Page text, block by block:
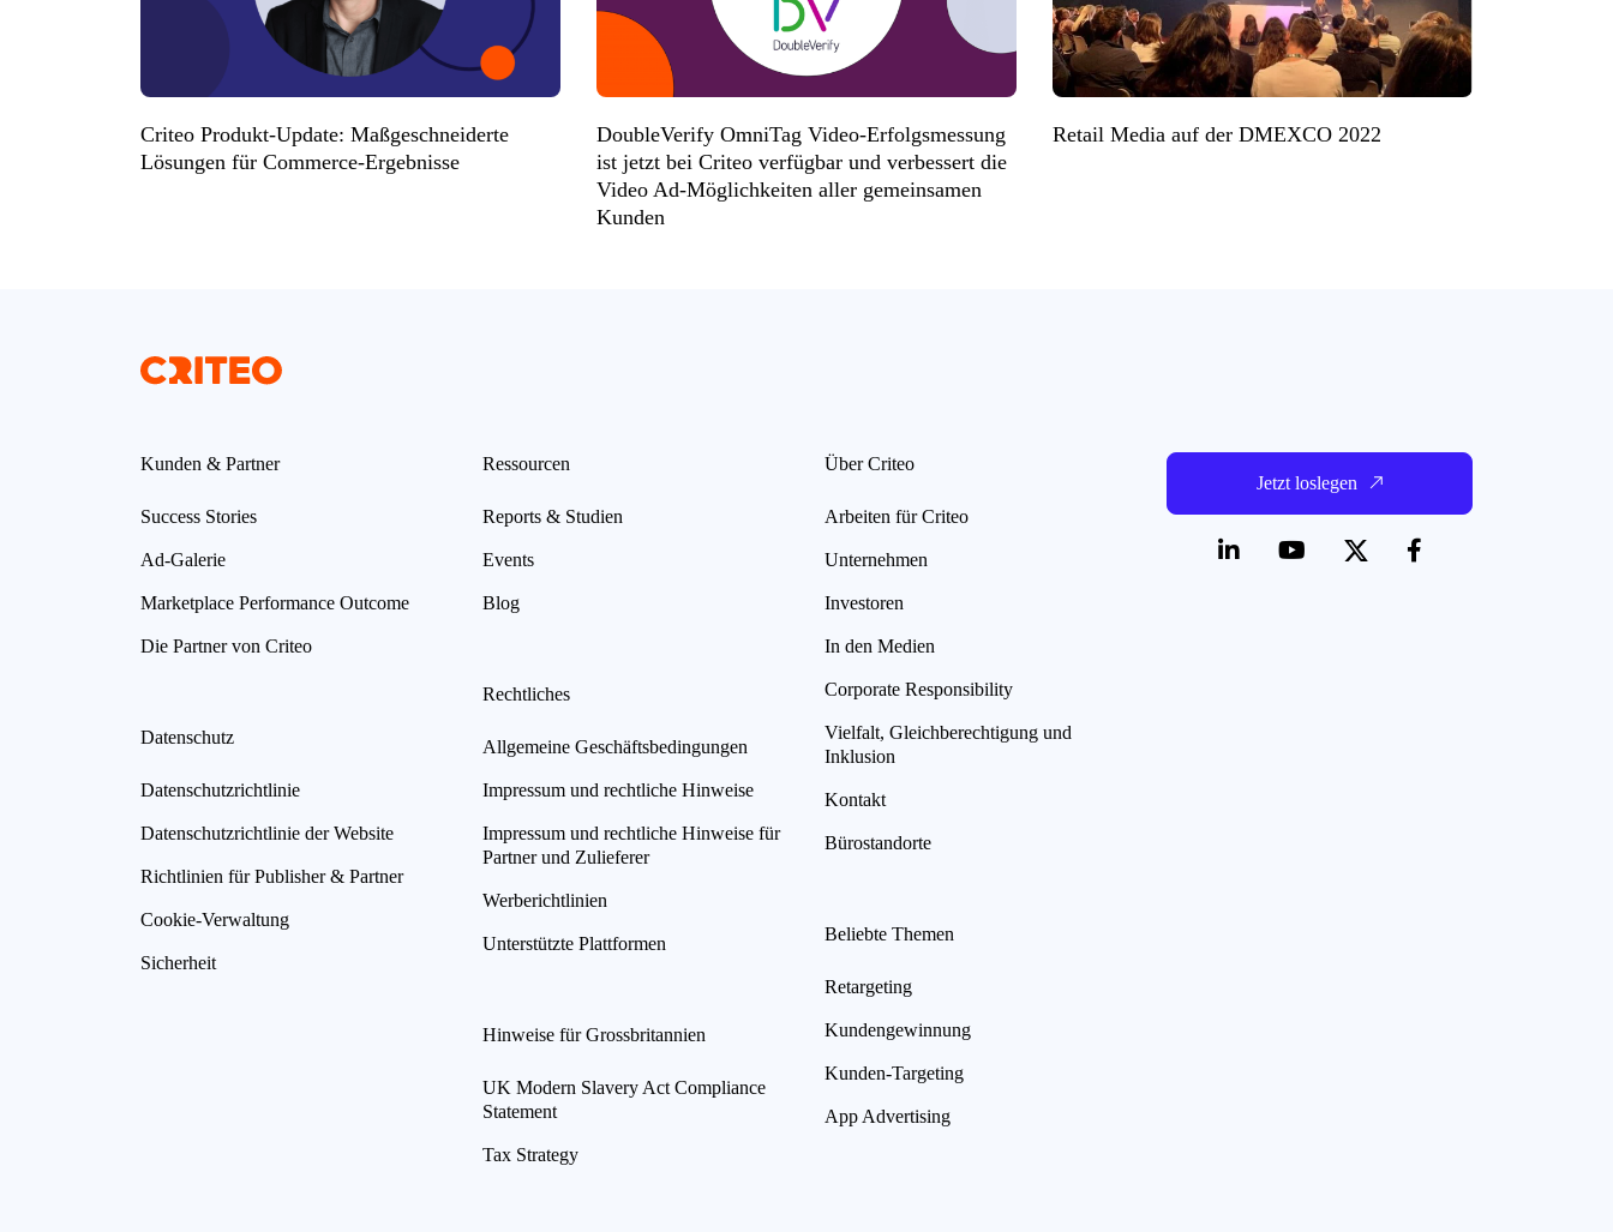
Criteo Produkt-Update: Maßgeschneiderte
Lösungen für Commerce-Ergebnisse
DoubleVerify OmniTag Video-Erfolgsmessung
ist jetzt bei Criteo verfügbar und verbessert die
Video Ad-Möglichkeiten aller gemeinsamen
Kunden
Retail Media auf der DMEXCO 2022
Kunden & Partner
Success Stories
Ad-Galerie
Marketplace Performance Outcome
Die Partner von Criteo
Datenschutz
Datenschutzrichtlinie
Datenschutzrichtlinie der Website
Richtlinien für Publisher & Partner
Cookie-Verwaltung
Sicherheit
Ressourcen
Reports & Studien
Events
Blog
Rechtliches
Allgemeine Geschäftsbedingungen
Impressum und rechtliche Hinweise
Impressum und rechtliche Hinweise für
Partner und Zulieferer
Werberichtlinien
Unterstützte Plattformen
Hinweise für Grossbritannien
UK Modern Slavery Act Compliance
Statement
Tax Strategy
Über Criteo
Arbeiten für Criteo
Unternehmen
Investoren
In den Medien
Corporate Responsibility
Vielfalt, Gleichberechtigung und
Inklusion
Kontakt
Bürostandorte
Beliebte Themen
Retargeting
Kundengewinnung
Kunden-Targeting
App Advertising
Jetzt loslegen